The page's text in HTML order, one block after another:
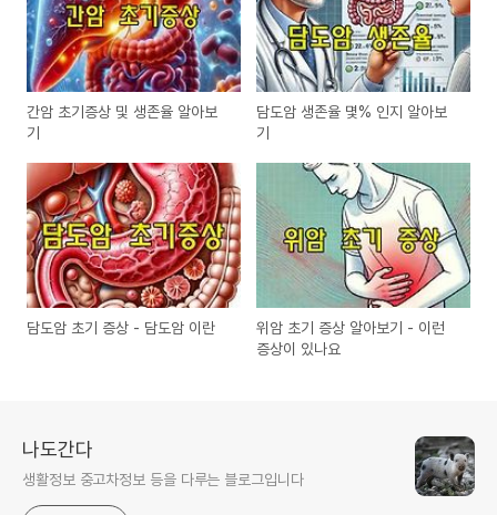
간암 초기증상 및 생존율 알아보
기
담도암 생존율 몇% 인지 알아보
기
담도암 초기 증상 - 담도암 이란
위암 초기 증상 알아보기 - 이런
증상이 있나요
나도간다
생활정보 중고차정보 등을 다루는 블로그입니다